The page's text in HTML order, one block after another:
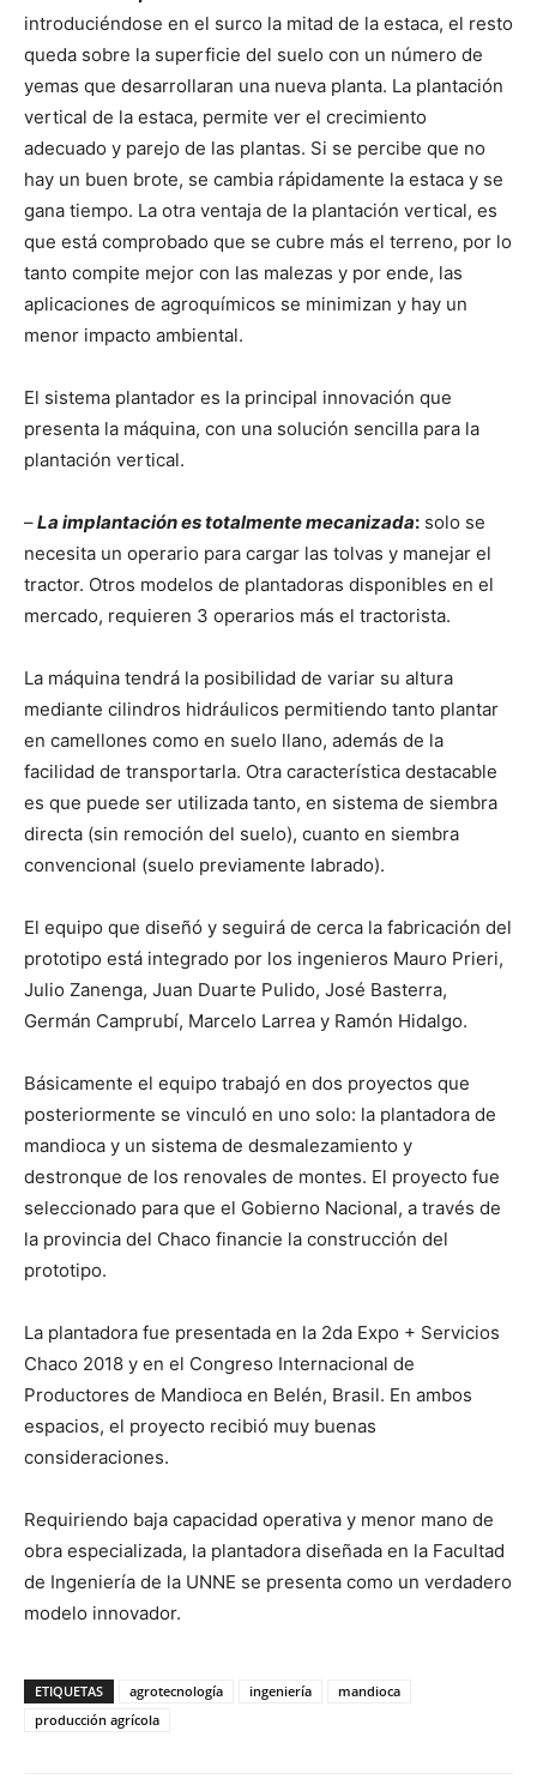
introduciéndose en el surco la mitad de la estaca, el resto
queda sobre la superficie del suelo con un número de
yemas que desarrollaran una nueva planta. La plantación
vertical de la estaca, permite ver el crecimiento
adecuado y parejo de las plantas. Si se percibe que no
hay un buen brote, se cambia rápidamente la estaca y se
gana tiempo. La otra ventaja de la plantación vertical, es
que está comprobado que se cubre más el terreno, por lo
tanto compite mejor con las malezas y por ende, las
aplicaciones de agroquímicos se minimizan y hay un
menor impacto ambiental.
El sistema plantador es la principal innovación que
presenta la máquina, con una solución sencilla para la
plantación vertical.
–La implantación es totalmente mecanizada: solo se
necesita un operario para cargar las tolvas y manejar el
tractor. Otros modelos de plantadoras disponibles en el
mercado, requieren 3 operarios más el tractorista.
La máquina tendrá la posibilidad de variar su altura
mediante cilindros hidráulicos permitiendo tanto plantar
en camellones como en suelo llano, además de la
facilidad de transportarla. Otra característica destacable
es que puede ser utilizada tanto, en sistema de siembra
directa (sin remoción del suelo), cuanto en siembra
convencional (suelo previamente labrado).
El equipo que diseñó y seguirá de cerca la fabricación del
prototipo está integrado por los ingenieros Mauro Prieri,
Julio Zanenga, Juan Duarte Pulido, José Basterra,
Germán Camprubí, Marcelo Larrea y Ramón Hidalgo.
Básicamente el equipo trabajó en dos proyectos que
posteriormente se vinculó en uno solo: la plantadora de
mandioca y un sistema de desmalezamiento y
destronque de los renovales de montes. El proyecto fue
seleccionado para que el Gobierno Nacional, a través de
la provincia del Chaco financie la construcción del
prototipo.
La plantadora fue presentada en la 2da Expo + Servicios
Chaco 2018 y en el Congreso Internacional de
Productores de Mandioca en Belén, Brasil. En ambos
espacios, el proyecto recibió muy buenas
consideraciones.
Requiriendo baja capacidad operativa y menor mano de
obra especializada, la plantadora diseñada en la Facultad
de Ingeniería de la UNNE se presenta como un verdadero
modelo innovador.
ETIQUETAS agrotecnología ingeniería
mandioca
producción agrícola